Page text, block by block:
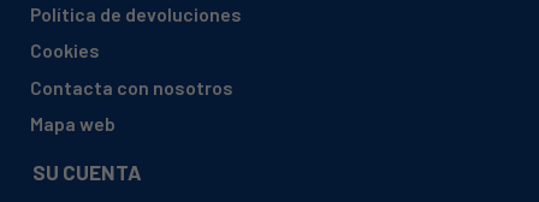
HAIER, 37001400 H2F-320WF
Política de devoluciones
Cookies
Contacta con nosotros
Mapa web
SU CUENTA